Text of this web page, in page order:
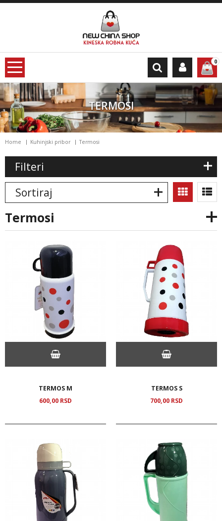
0
TERMOSI
Home Kuhinjski pribor Termosi
Filteri
Sortiraj
termosi
TERMOS M
600,00 RSD
TERMOS S
700,00 RSD